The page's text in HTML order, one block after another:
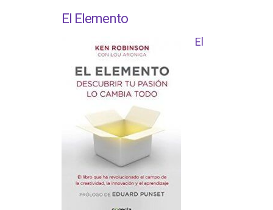
El Elemento
El